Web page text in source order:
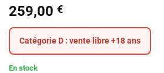
259,00 €
Catégorie D : vente libre +18 ans
En stock